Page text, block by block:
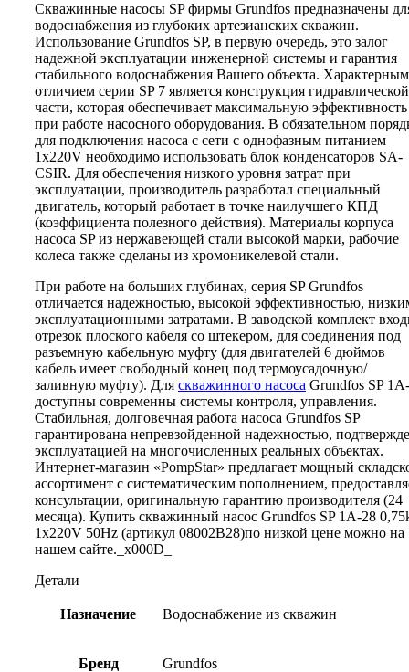
Скважинные насосы SP фирмы Grundfos предназначены
водоснабжения из глубоких артезианских скважин.
Использование Grundfos SP, в первую очередь, это залог
надежной эксплуатации инженерной системы и гарантия
стабильного водоснабжения Вашего объекта. Характерным
отличием серии SP 7 является конструкция гидравлической
части, которая обеспечивает максимальную эффективность
при работе насосного оборудования. В обязательном
для подключения насоса с сети с однофазным питанием
1х220V необходимо использовать блок конденсаторов SA-
CSIR. Для обеспечения низкого уровня затрат при
эксплуатации, производитель разработал специальный
двигатель, который работает в точке наилучшего КПД
(коэффициента полезного действия). Материалы корпуса
насоса SP из нержавеющей стали высокой марки, рабочие
колеса также сделаны из хромоникелевой стали.
При работе на больших глубинах, серия SP Grundfos
отличается надежностью, высокой эффективностью,
эксплуатационными затратами. В заводской комплект
отрезок плоского кабеля со штекером, для соединения под
разъемную кабельную муфту (для двигателей 6 дюймов
кабель имеет свободный конец под термоусадочную/
заливную муфту). Для скважинного насоса Grundfos SP
доступны современны системы контроля, управления.
Стабильная, долговечная работа насоса Grundfos SP
гарантирована непревзойденной надежностью,
эксплуатацией на многочисленных реальных объектах.
Интернет-магазин «PompStar» предлагает мощный
ассортимент с систематическим пополнением,
консультации, оригинальную гарантию производителя (24
месяца). Купить скважинный насос Grundfos SP 1A-28
1x220V 50Hz (артикул 08002B28)по низкой цене можно на
нашем сайте._x000D_
Детали
Назначение Водоснабжение из скважин
Бренд Grundfos